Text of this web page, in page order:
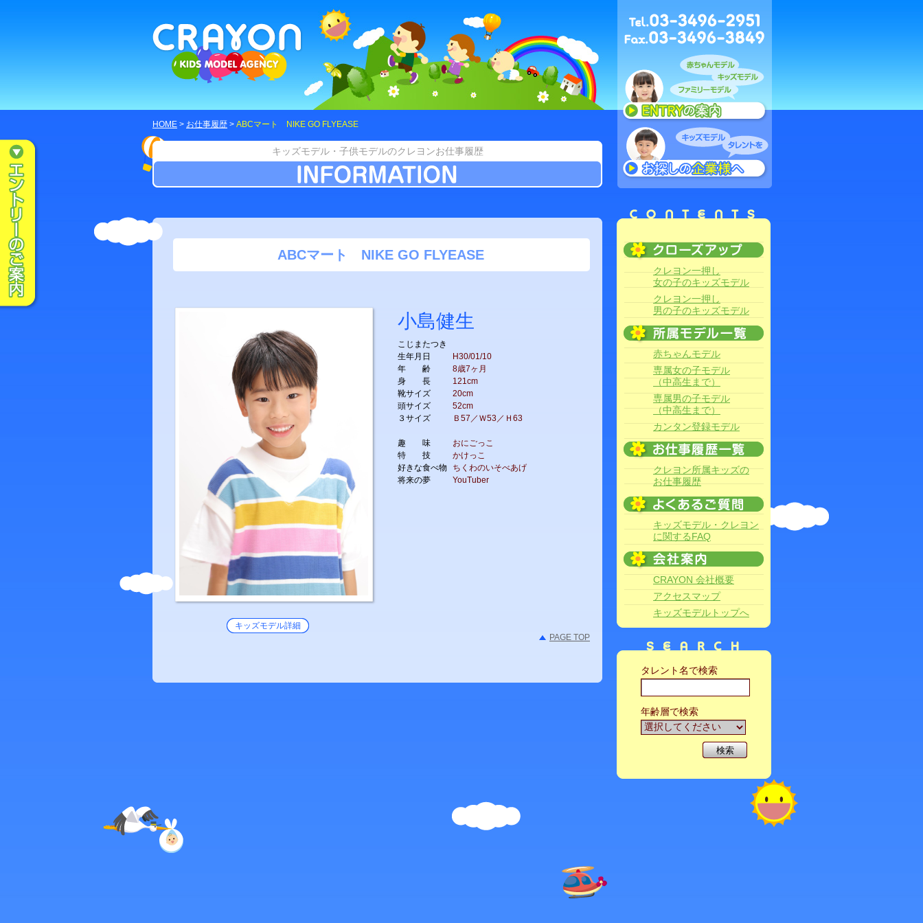
HOME > お仕事履歴 > ABCマート NIKE GO FLYEASE
キッズモデル・子供モデルのクレヨンお仕事履歴
ABCマート NIKE GO FLYEASE
キッズモデル詳細
小島健生
こじまたつき
生年月日
H30/01/10
年 齢
8歳7ヶ月
身 長
121cm
靴サイズ
20cm
頭サイズ
52cm
３サイズ
Ｂ57／Ｗ53／Ｈ63
趣 味
おにごっこ
特 技
かけっこ
好きな食べ物
ちくわのいそべあげ
将来の夢
YouTuber
PAGE TOP
クレヨン一押し
女の子のキッズモデル
クレヨン一押し
男の子のキッズモデル
赤ちゃんモデル
専属女の子モデル
（中高生まで）
専属男の子モデル
（中高生まで）
カンタン登録モデル
クレヨン所属キッズの
お仕事履歴
キッズモデル・クレヨン
に関するFAQ
CRAYON 会社概要
アクセスマップ
キッズモデルトップへ
タレント名で検索
年齢層で検索